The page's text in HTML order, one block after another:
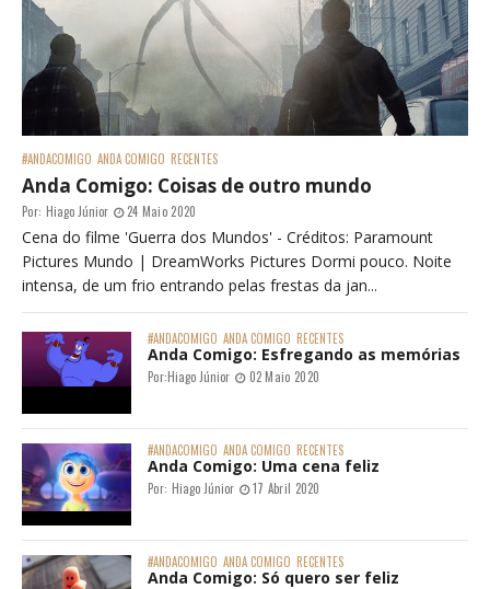
#ANDACOMIGO ANDA COMIGO RECENTES
Anda Comigo: Coisas de outro mundo
Por: Hiago Júnior 24 Maio 2020
Cena do filme 'Guerra dos Mundos' - Créditos: Paramount
Pictures Mundo | DreamWorks Pictures Dormi pouco. Noite
intensa, de um frio entrando pelas frestas da jan...
#ANDACOMIGO ANDA COMIGO RECENTES
Anda Comigo: Esfregando as memórias
Por:Hiago Júnior 02 Maio 2020
#ANDACOMIGO ANDA COMIGO RECENTES
Anda Comigo: Uma cena feliz
Por: Hiago Júnior 17 Abril 2020
#ANDACOMIGO ANDA COMIGO RECENTES
Anda Comigo: Só quero ser feliz